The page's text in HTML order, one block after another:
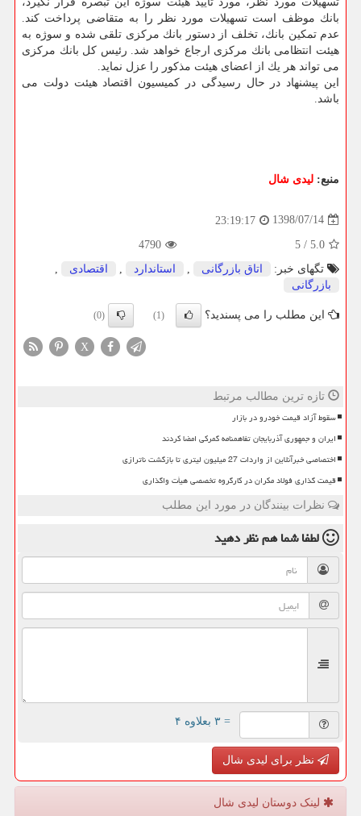
بانك موظف است تسهیلات مورد نظر را به متقاضی پرداخت كند.
عدم تمكین بانك، تخلف از دستور بانك مركزی تلقی شده و سوژه به
هیئت انتظامی بانك مركزی ارجاع خواهد شد. رئیس كل بانك مركزی
می تواند هر یك از اعضای هیئت مذكور را عزل نماید.
این پیشنهاد در حال رسیدگی در كمیسیون اقتصاد هیئت دولت می
باشد.
منبع: لیدی شال
1398/07/14
23:19:17
5.0
/
5
4790
تگهای خبر:
اتاق بازرگانی , استاندارد , اقتصادی
,
بازرگانی
این مطلب را می پسندید؟ (1)
(0)
X
تازه ترین مطالب مرتبط
سقوط آزاد قیمت خودرو در بازار
ایران و جمهوری آذربایجان تفاهمنامه گمرکی امضا کردند
اختصاصی خبرآنلاین از واردات 27 میلیون لیتری تا بازگشت ناترازی
قیمت گذاری فولاد مکران در کارگروه تخصصی هیأت واگذاری
نظرات بینندگان در مورد این مطلب
لطفا شما همنظر دهید
= ۳ بعلاوه ۴
نظر برای لیدی شال
لینک دوستان لیدی شال